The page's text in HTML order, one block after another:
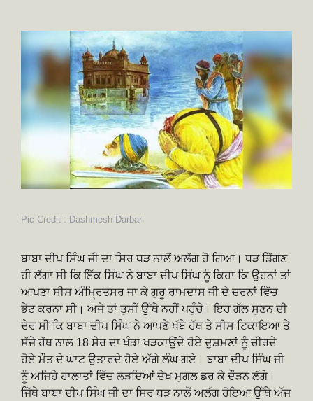
Pic Credit : Dashmesh Darbar
ਬਾਬਾ ਦੀਪ ਸਿੰਘ ਜੀ ਦਾ ਸਿਰ ਧੜ ਨਾਲੋਂ ਅਲੱਗ ਹੋ ਗਿਆ। ਧੜ ਡਿੱਗਣ
ਹੀ ਲੱਗਾ ਸੀ ਕਿ ਇੱਕ ਸਿੰਘ ਨੇ ਬਾਬਾ ਦੀਪ ਸਿੰਘ ਨੂੰ ਕਿਹਾ ਕਿ ਉਹਨਾਂ ਤਾਂ
ਆਪਣਾ ਸੀਸ ਅੰਮ੍ਰਿਤਸਰ ਜਾ ਕੇ ਗੁਰੂ ਰਾਮਦਾਸ ਜੀ ਦੇ ਚਰਨਾਂ ਵਿੱਚ
ਭੇਟ ਕਰਨਾ ਸੀ। ਅਜੇ ਤਾਂ ਤੁਸੀਂ ਉੱਥੇ ਨਹੀਂ ਪਹੁੰਚੇ। ਇਹ ਗੱਲ ਸੁਣਨ ਦੀ
ਦੇਰ ਸੀ ਕਿ ਬਾਬਾ ਦੀਪ ਸਿੰਘ ਨੇ ਆਪਣੇ ਖੱਬੇ ਹੱਥ ਤੇ ਸੀਸ ਟਿਕਾਇਆ ਤੇ
ਸੱਜੇ ਹੱਥ ਨਾਲ 18 ਸੇਰ ਦਾ ਖੰਡਾ ਖੜਕਾਉਂਦੇ ਹੋਏ ਦੁਸ਼ਮਣਾਂ ਨੂੰ ਚੀਰਦੇ
ਹੋਏ ਮੌਤ ਦੇ ਘਾਟ ਉਤਾਰਦੇ ਹੋਏ ਅੱਗੇ ਲੰਘ ਗਏ। ਬਾਬਾ ਦੀਪ ਸਿੰਘ ਜੀ
ਨੂੰ ਅਜਿਹੇ ਹਾਲਾਤਾਂ ਵਿੱਚ ਲੜਦਿਆਂ ਦੇਖ ਮੁਗਲ ਡਰ ਕੇ ਦੌੜਨ ਲੱਗੇ।
ਜਿੱਥੇ ਬਾਬਾ ਦੀਪ ਸਿੰਘ ਜੀ ਦਾ ਸਿਰ ਧੜ ਨਾਲੋਂ ਅਲੱਗ ਹੋਇਆ ਉੱਥੇ ਅੱਜ